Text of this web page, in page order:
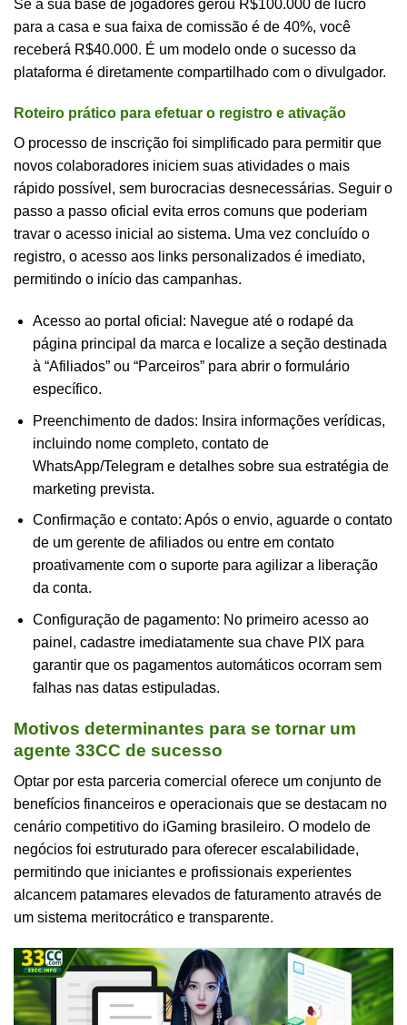
Se a sua base de jogadores gerou R$100.000 de lucro
para a casa e sua faixa de comissão é de 40%, você
receberá R$40.000. É um modelo onde o sucesso da
plataforma é diretamente compartilhado com o divulgador.
Roteiro prático para efetuar o registro e ativação
O processo de inscrição foi simplificado para permitir que
novos colaboradores iniciem suas atividades o mais
rápido possível, sem burocracias desnecessárias. Seguir o
passo a passo oficial evita erros comuns que poderiam
travar o acesso inicial ao sistema. Uma vez concluído o
registro, o acesso aos links personalizados é imediato,
permitindo o início das campanhas.
Acesso ao portal oficial: Navegue até o rodapé da
página principal da marca e localize a seção destinada
à “Afiliados” ou “Parceiros” para abrir o formulário
específico.
Preenchimento de dados: Insira informações verídicas,
incluindo nome completo, contato de
WhatsApp/Telegram e detalhes sobre sua estratégia de
marketing prevista.
Confirmação e contato: Após o envio, aguarde o contato
de um gerente de afiliados ou entre em contato
proativamente com o suporte para agilizar a liberação
da conta.
Configuração de pagamento: No primeiro acesso ao
painel, cadastre imediatamente sua chave PIX para
garantir que os pagamentos automáticos ocorram sem
falhas nas datas estipuladas.
Motivos determinantes para se tornar um
agente 33CC de sucesso
Optar por esta parceria comercial oferece um conjunto de
benefícios financeiros e operacionais que se destacam no
cenário competitivo do iGaming brasileiro. O modelo de
negócios foi estruturado para oferecer escalabilidade,
permitindo que iniciantes e profissionais experientes
alcancem patamares elevados de faturamento através de
um sistema meritocrático e transparente.